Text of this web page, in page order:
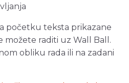
početku teksta prikazane
možete raditi uz Wall Ball.
obliku rada ili na zadani